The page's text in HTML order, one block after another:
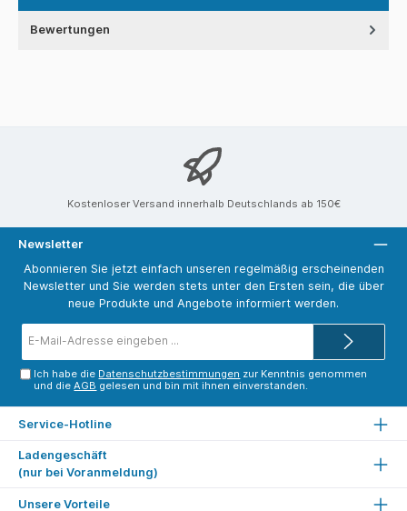
Bewertungen
Kostenloser Versand innerhalb Deutschlands ab 150€
Newsletter
Abonnieren Sie jetzt einfach unseren regelmäßig erscheinenden
Newsletter und Sie werden stets unter den Ersten sein, die über
neue Produkte und Angebote informiert werden.
Mail-
Ich habe die Datenschutzbestimmungen zur Kenntnis genommen
und dieAGB gelesen und bin mit ihnen einverstanden.
Service-Hotline
Ladengeschäft
(nur bei Voranmeldung)
Unsere Vorteile